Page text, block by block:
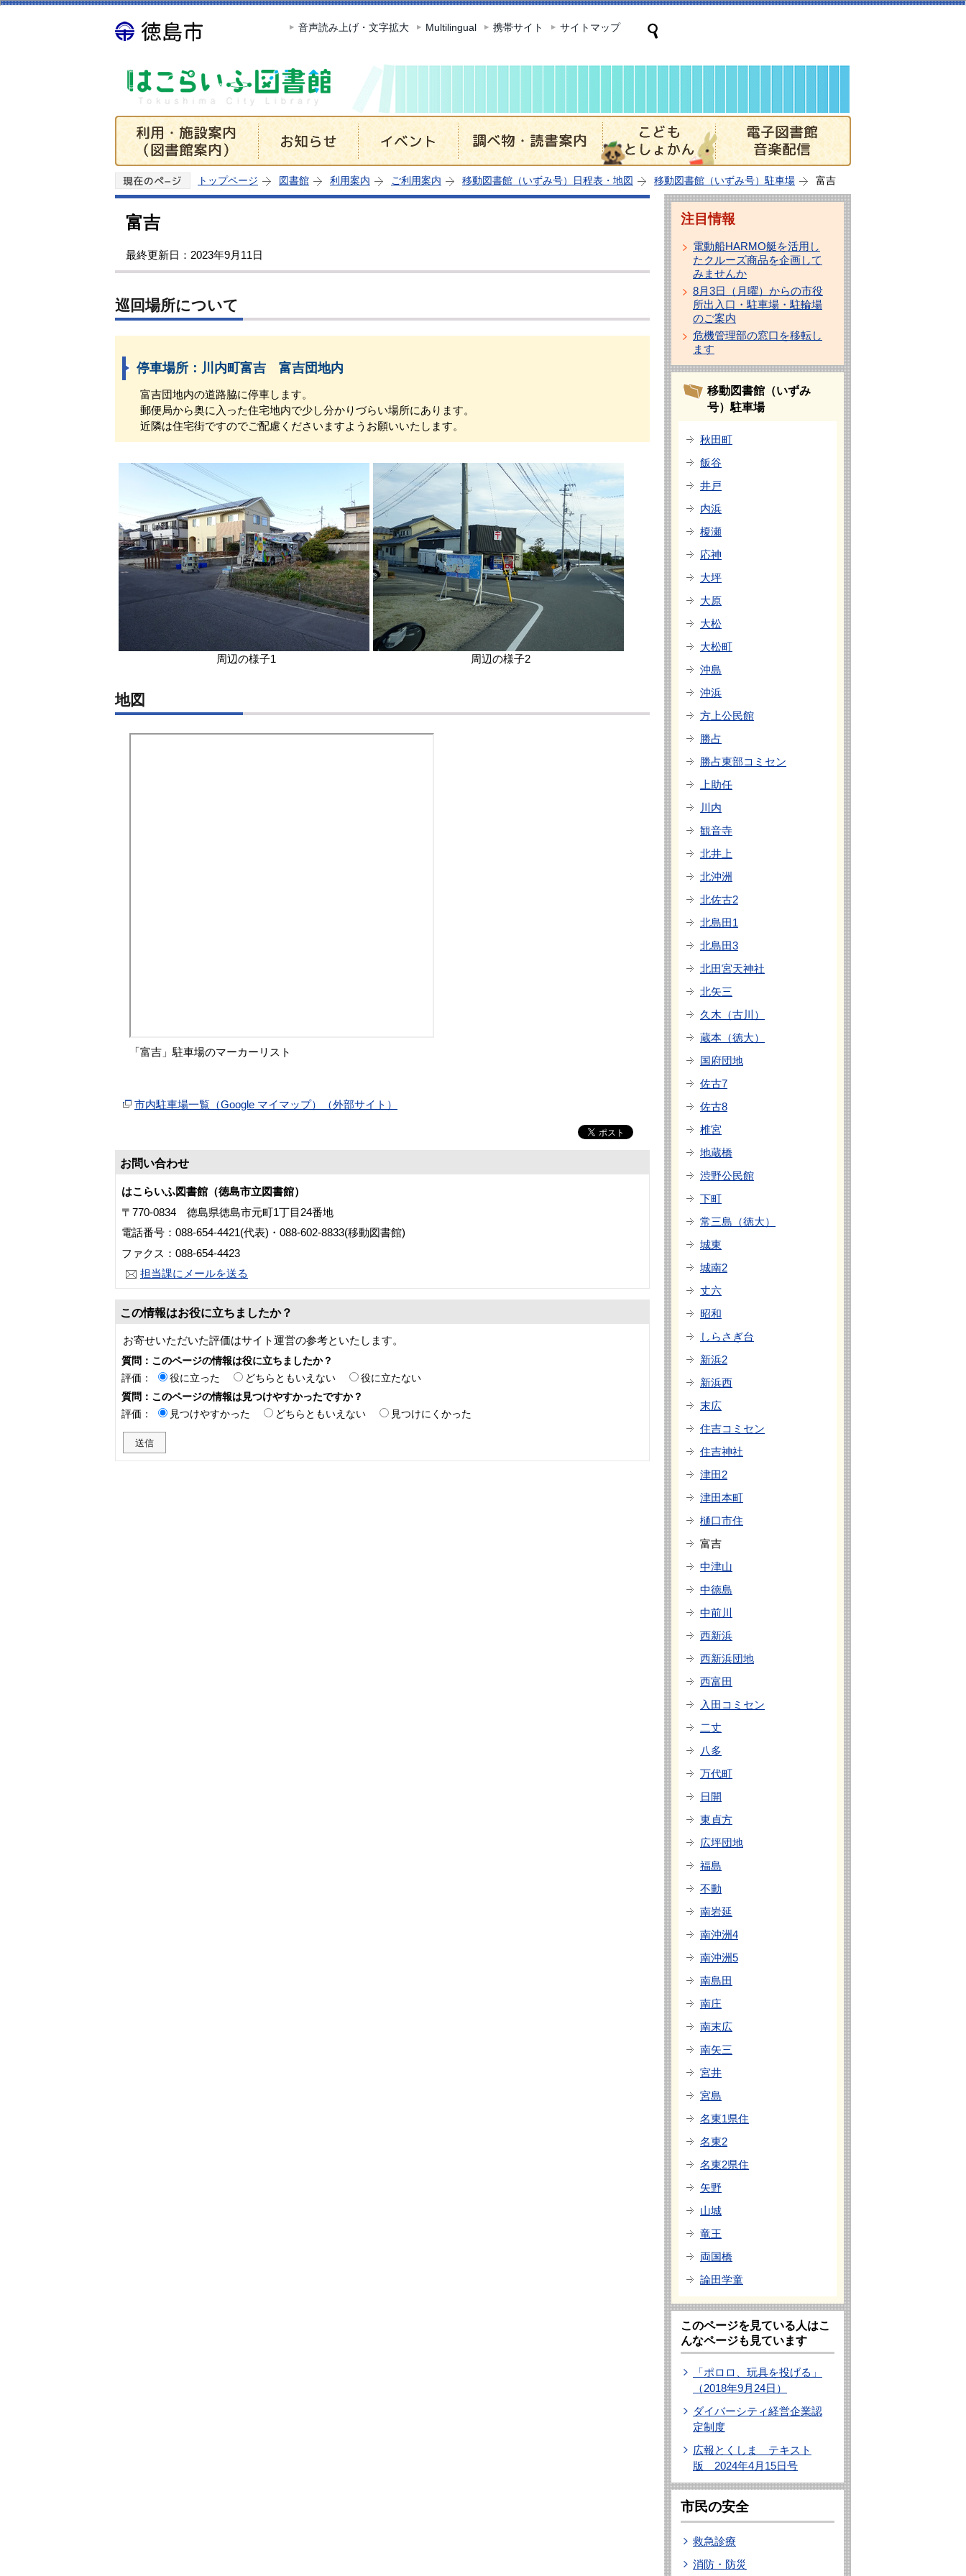
このページの本文へ移動
音声読み上げ・文字拡大 Multilingual 携帯サイト サイトマップ
トップページ 図書館 利用案内 ご利用案内 移動図書館（いずみ号）日程表・地図 移動図書館（いずみ号）駐車場 富吉
富吉
最終更新日：2023年9月11日
巡回場所について
停車場所：川内町富吉 富吉団地内
富吉団地内の道路脇に停車します。
郵便局から奥に入った住宅地内で少し分かりづらい場所にあります。
近隣は住宅街ですのでご配慮くださいますようお願いいたします。
周辺の様子1 周辺の様子2
地図
「富吉」駐車場のマーカーリスト
市内駐車場一覧（Google マイマップ）（外部サイト）
お問い合わせ
はこらいふ図書館（徳島市立図書館）
〒770-0834 徳島県徳島市元町1丁目24番地
電話番号：088-654-4421(代表)・088-602-8833(移動図書館)
ファクス：088-654-4423
担当課にメールを送る
この情報はお役に立ちましたか？
お寄せいただいた評価はサイト運営の参考といたします。
質問：このページの情報は役に立ちましたか？
評価：
役に立った どちらともいえない
役に立たない
質問：このページの情報は見つけやすかったですか？
評価：
見つけやすかった どちらともいえない 見つけにくかった
注目情報
電動船HARMO艇を活用し
たクルーズ商品を企画して
みませんか
8月3日（月曜）からの市役
所出入口・駐車場・駐輪場
のご案内
危機管理部の窓口を移転し
ます
移動図書館（いずみ
号）駐車場
秋田町
飯谷
井戸
内浜
榎瀬
応神
大坪
大原
大松
大松町
沖島
沖浜
方上公民館
勝占
勝占東部コミセン
上助任
川内
観音寺
北井上
北沖洲
北佐古2
北島田1
北島田3
北田宮天神社
北矢三
久木（古川）
蔵本（徳大）
国府団地
佐古7
佐古8
椎宮
地蔵橋
渋野公民館
下町
常三島（徳大）
城東
城南2
丈六
昭和
しらさぎ台
新浜2
新浜西
末広
住吉コミセン
住吉神社
津田2
津田本町
樋口市住
富吉
中津山
中徳島
中前川
西新浜
西新浜団地
西富田
入田コミセン
二丈
八多
万代町
日開
東貞方
広坪団地
福島
不動
南岩延
南沖洲4
南沖洲5
南島田
南庄
南末広
南矢三
宮井
宮島
名東1県住
名東2
名東2県住
矢野
山城
竜王
両国橋
論田学童
このページを見ている人はこ
んなページも見ています
「ポロロ、玩具を投げる」
（2018年9月24日）
ダイバーシティ経営企業認
定制度
広報とくしま テキスト
版 2024年4月15日号
市民の安全
救急診療
消防・防災